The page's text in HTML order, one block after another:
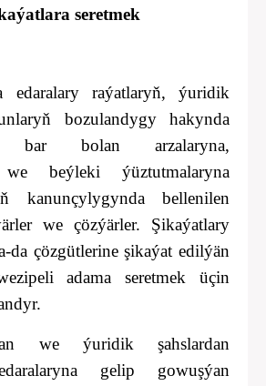
seretmek
edaralary raýatlaryň, ýuridik
bozulandygy hakynda
bar bolan arzalaryna,
we beýleki ýüztutmalaryna
kanunçylygynda bellenilen
we çözýärler. Şikaýatlary
da çözgütlerine şikaýat edilýän
adama seretmek üçin
we ýuridik şahslardan
gelip gowuşýan